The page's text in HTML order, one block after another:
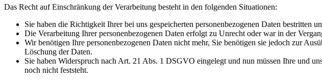
Das Recht auf Einschränkung der Verarbeitung besteht in den folgenden Situationen:
Sie haben die Richtigkeit Ihrer bei uns gespeicherten personenbezogenen Daten
Die Verarbeitung Ihrer personenbezogenen Daten erfolgt zu Unrecht oder war in der
Wir benötigen Ihre personenbezogenen Daten nicht mehr, Sie benötigen sie jedoch zur
Löschung der Daten.
Sie haben Widerspruch nach Art. 21 Abs. 1 DSGVO eingelegt und nun müssen Ihre und
noch nicht feststeht.